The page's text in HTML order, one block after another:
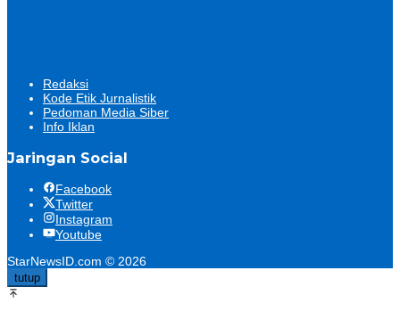
Redaksi
Kode Etik Jurnalistik
Pedoman Media Siber
Info Iklan
Jaringan Social
Facebook
Twitter
Instagram
Youtube
StarNewsID.com © 2026
tutup